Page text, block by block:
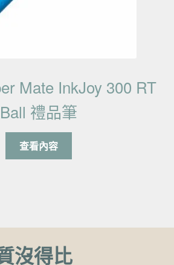
Mate InkJoy 300 RT
Ball 禮品筆
查看內容
沒得比